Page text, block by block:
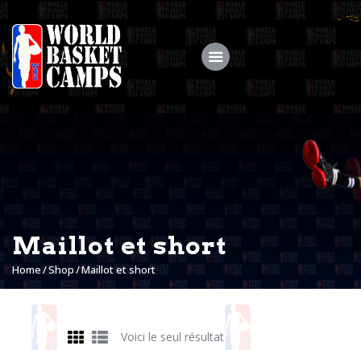
Maillot et short
Home Shop Maillot et short
Actualités
MY COACH
Shop
Voici le seul résultat